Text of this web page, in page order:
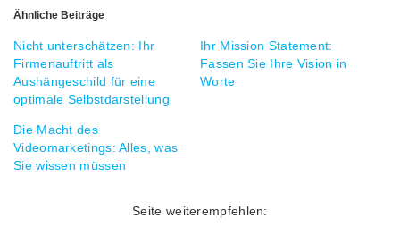
Ähnliche Beiträge
Nicht unterschätzen: Ihr
Firmenauftritt als
Aushängeschild für eine
optimale Selbstdarstellung
Ihr Mission Statement:
Fassen Sie Ihre Vision in
Worte
Die Macht des
Videomarketings: Alles, was
Sie wissen müssen
Seite weiterempfehlen: